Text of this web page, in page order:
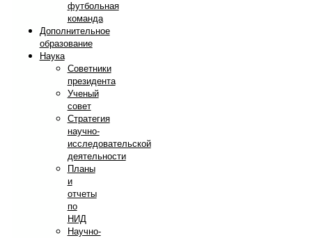
футбольная
команда
Дополнительное
образование
Наука
Советники
президента
Ученый
совет
Стратегия
научно-
исследовательской
деятельности
Планы
и
отчеты
по
НИД
Научно-